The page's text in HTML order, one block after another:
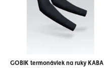
GOBIK termonávlek na ruky KABA